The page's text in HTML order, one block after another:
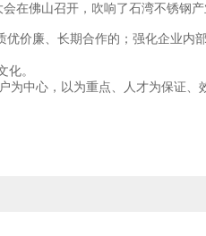
在佛山召开，吹响了石湾不锈钢
价廉、长期合作的；强化企业内
。
中心，以为重点、人才为保证、